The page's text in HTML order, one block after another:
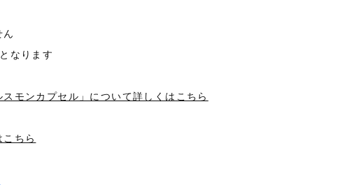
ん
なります
モンカプセル」について詳しくはこちら
ちら